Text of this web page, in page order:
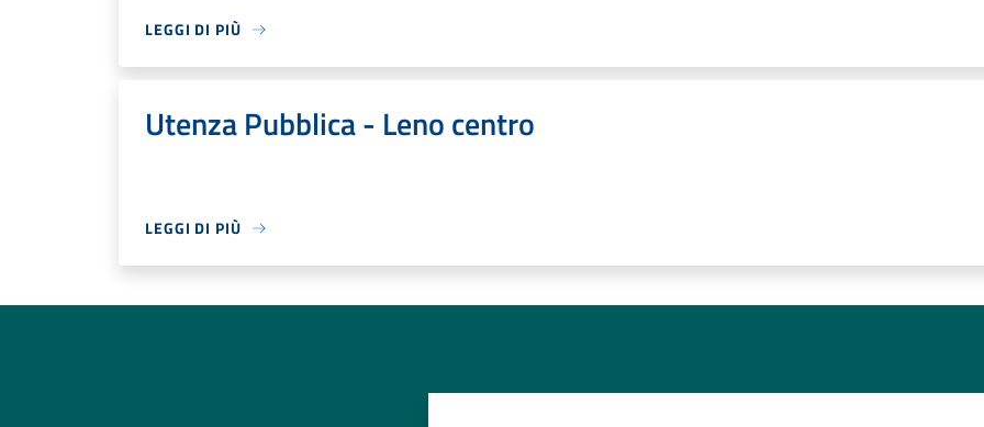
LEGGI DI PIÙ
Utenza Pubblica - Leno centro
LEGGI DI PIÙ